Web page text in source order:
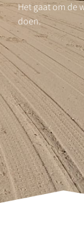
Het gaat om de
doen.